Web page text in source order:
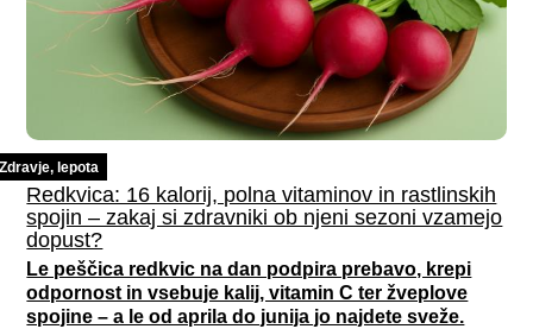
Zdravje, lepota
Redkvica: 16 kalorij, polna vitaminov in rastlinskih
spojin – zakaj si zdravniki ob njeni sezoni vzamejo
dopust?
Le peščica redkvic na dan podpira prebavo, krepi
odpornost in vsebuje kalij, vitamin C ter žveplove
spojine – a le od aprila do junija jo najdete sveže.